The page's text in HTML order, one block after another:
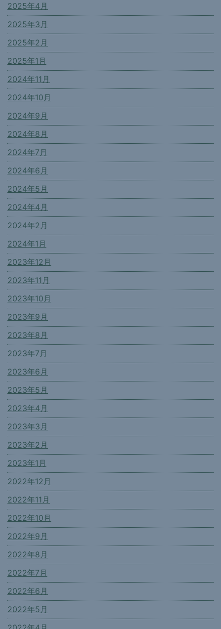
2025年4月
2025年3月
2025年2月
2025年1月
2024年11月
2024年10月
2024年9月
2024年8月
2024年7月
2024年6月
2024年5月
2024年4月
2024年2月
2024年1月
2023年12月
2023年11月
2023年10月
2023年9月
2023年8月
2023年7月
2023年6月
2023年5月
2023年4月
2023年3月
2023年2月
2023年1月
2022年12月
2022年11月
2022年10月
2022年9月
2022年8月
2022年7月
2022年6月
2022年5月